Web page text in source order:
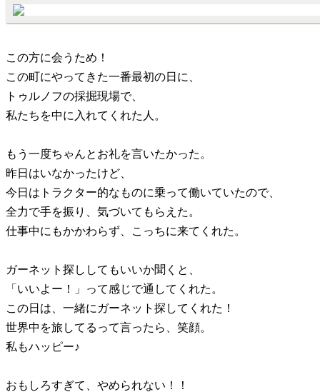
この方に会うため！
この町にやってきた一番最初の日に、
トゥルノフの採掘現場で、
私たちを中に入れてくれた人。
もう一度ちゃんとお礼を言いたかった。
昨日はいなかったけど、
今日はトラクター的なものに乗って働いていたので、
全力で手を振り、気づいてもらえた。
仕事中にもかかわらず、こっちに来てくれた。
ガーネット探ししてもいいか聞くと、
「いいよー！」って感じで通してくれた。
この日は、一緒にガーネット探してくれた！
世界中を旅してるって言ったら、笑顔。
私もハッピー♪
おもしろすぎて、やめられない！！